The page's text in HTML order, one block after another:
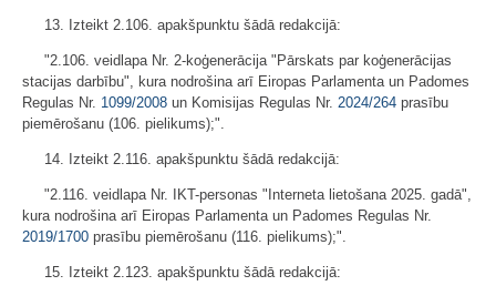
13. Izteikt 2.106. apakšpunktu šādā redakcijā:
"2.106. veidlapa Nr. 2-koģenerācija "Pārskats par koģenerācijas
stacijas darbību", kura nodrošina arī Eiropas Parlamenta un Padomes
Regulas Nr. 1099/2008 un Komisijas Regulas Nr. 2024/264 prasību
piemērošanu (106. pielikums);".
14. Izteikt 2.116. apakšpunktu šādā redakcijā:
"2.116. veidlapa Nr. IKT-personas "Interneta lietošana 2025. gadā",
kura nodrošina arī Eiropas Parlamenta un Padomes Regulas Nr.
2019/1700 prasību piemērošanu (116. pielikums);".
15. Izteikt 2.123. apakšpunktu šādā redakcijā: